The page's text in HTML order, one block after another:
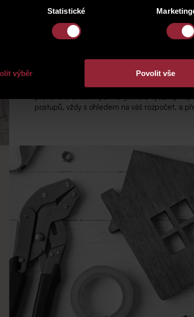
Statistické
výběr Povolit vše
Zakládáme si na osobním přístupu a
požadavkům našich klientů při zpracování
Architektonickou studii posuneme do další
představy realizovány a váš byt bude
v nejnovějších trendech návrhů interiérů, pro
prověřené smluvní partnery, které využívají
postupů, vždy s ohledem na váš rozpočet, a